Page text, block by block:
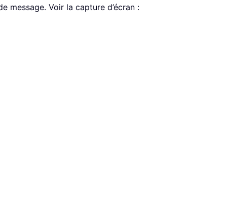
message. Voir la capture d’écran :